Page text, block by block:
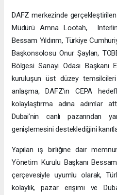
DAFZ merkezinde
Müdürü Amna Lootah,
Bessam Yıldırım, Türkiye
Başkonsolosu Onur Şaylan,
Bölgesi Sanayi Odası Başkanı
kuruluşun üst düzey
anlaşma, DAFZ’ın CEPA
kolaylaştırma adına adımlar
Dubai’nin canlı pazarından
genişlemesini desteklediğini
Yapılan iş birliğine dair
Yönetim Kurulu Başkanı
çerçevesiyle uyumlu olarak,
kolaylık, pazar erişimi ve